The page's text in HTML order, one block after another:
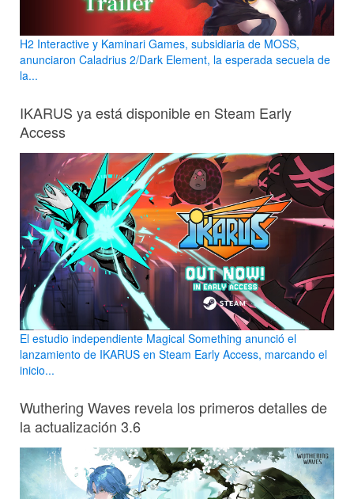
H2 Interactive y Kaminari Games, subsidiaria de MOSS,
anunciaron Caladrius 2/Dark Element, la esperada secuela de
la...
IKARUS ya está disponible en Steam Early
Access
El estudio independiente Magical Something anunció el
lanzamiento de IKARUS en Steam Early Access, marcando el
inicio...
Wuthering Waves revela los primeros detalles de
la actualización 3.6